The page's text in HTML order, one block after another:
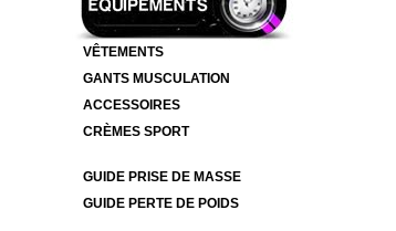
VÊTEMENTS
GANTS MUSCULATION
ACCESSOIRES
CRÈMES SPORT
GUIDE PRISE DE MASSE
GUIDE PERTE DE POIDS